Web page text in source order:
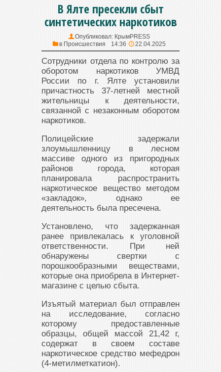
В Ялте пресекли сбыт
синтетических наркотиков
Опубликовал: КрымPRESS
в Происшествия 14:36 22.04.2025
Сотрудники отдела по контролю за
оборотом наркотиков УМВД
России по г. Ялте установили
причастность 37-летней местной
жительницы к деятельности,
связанной с незаконным оборотом
наркотиков.
Полицейские задержали
злоумышленницу в лесном
массиве одного из пригородных
районов города, которая
планировала распространить
наркотическое вещество методом
«закладок», однако ее
деятельность была пресечена.
Установлено, что задержанная
ранее привлекалась к уголовной
ответственности. При ней
обнаружены свертки с
порошкообразными веществами,
которые она приобрела в Интернет-
магазине с целью сбыта.
Изъятый материал был отправлен
на исследование, согласно
которому предоставленные
образцы, общей массой 21,42 г,
содержат в своем составе
наркотическое средство мефедрон
(4-метилметкатион).